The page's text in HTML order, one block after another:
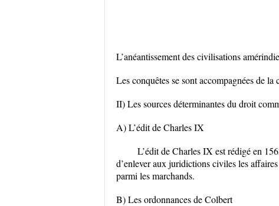
L’anéantissement des civilisations
Les conquêtes se sont accompagnées de
II) Les sources déterminantes du droit
A) L’édit de Charles IX
L’édit de Charles IX est rédigé en
d’enlever aux juridictions civiles les
parmi les marchands.
B) Les ordonnances de Colbert